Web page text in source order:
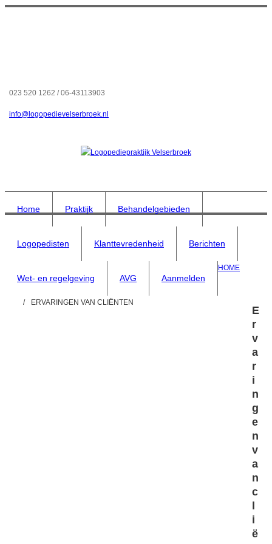
023 520 1262 / 06-43113903
info@logopedievelserbroek.nl
Home Praktijk Behandelgebieden
Logopedisten Klanttevredenheid Berichten
Wet- en regelgeving AVG Aanmelden
HOME
ERVARINGEN VAN CLIËNTEN
E
r
v
a
r
i
n
g
e
n
v
a
n
c
i
ë